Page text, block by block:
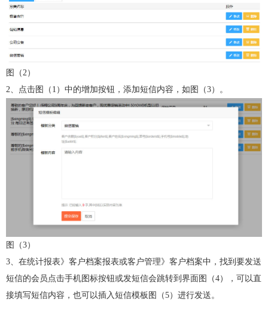
图（2）
2、点击图（1）中的增加按钮，添加短信内容，如图（3）。
图（3）
3、在统计报表》客户档案报表或客户管理》客户档案中，找到要发送
短信的会员点击手机图标按钮或发短信会跳转到界面图（4），可以直
接填写短信内容，也可以插入短信模板图（5）进行发送。